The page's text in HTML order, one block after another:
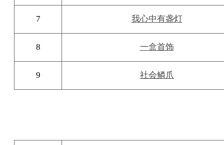
7 我心中有盏灯
8 一盒首饰
9 社会鳞爪